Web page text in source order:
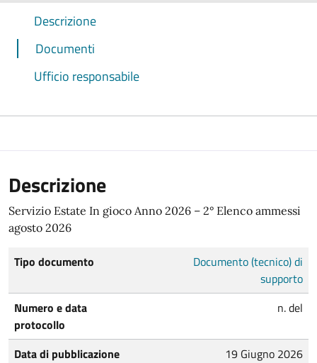
Descrizione
Documenti
Ufficio responsabile
Descrizione
Servizio Estate In gioco Anno 2026 – 2° Elenco ammessi
agosto 2026
Tipo documento
Documento (tecnico) di
supporto
Numero e data
protocollo
n. del
Data di pubblicazione
19 Giugno 2026